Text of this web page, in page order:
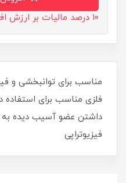
10 درصد مالیات بر ارزش افزوده اضافه خواهد شد.
مناسب برای توانبخشی و
فلزی مناسب برای استفاده
داشتن عضو آسیب دیده به
فیزیوتراپی